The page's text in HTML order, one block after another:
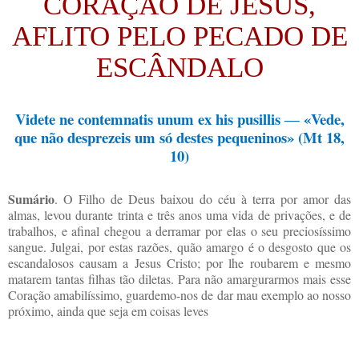
AFLITO PELO PECADO DE
ESCÂNDALO
Videte ne contemnatis unum ex his pusillis ― «Vede,
que não desprezeis um só destes pequeninos» (Mt 18,
10)
Sumário. O Filho de Deus baixou do céu à terra por amor das
almas, levou durante trinta e três anos uma vida de privações, e de
trabalhos, e afinal chegou a derramar por elas o seu preciosíssimo
sangue. Julgai, por estas razões, quão amargo é o desgosto que os
escandalosos causam a Jesus Cristo; por lhe roubarem e mesmo
matarem tantas filhas tão diletas. Para não amargurarmos mais esse
Coração amabilíssimo, guardemo-nos de dar mau exemplo ao nosso
próximo, ainda que seja em coisas leves